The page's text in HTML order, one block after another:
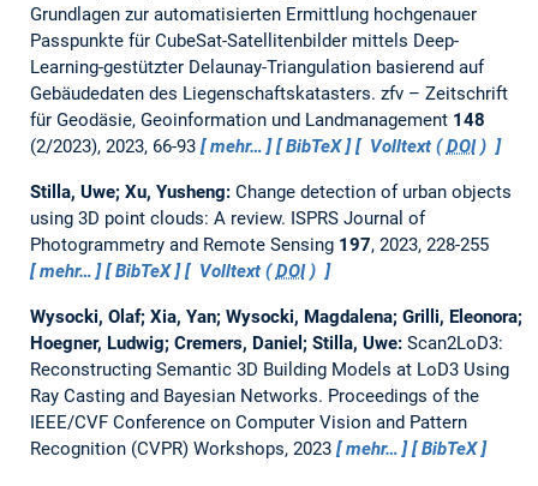
Grundlagen zur automatisierten Ermittlung hoch­genauer
Passpunkte für CubeSat-Satellitenbilder mittels Deep-
Learning-gestützter Delaunay-Triangulation basierend auf
Gebäudedaten des Liegenschaftskatasters. zfv – Zeitschrift
für Geodäsie, Geoinformation und Landmanagement 148
(2/2023), 2023, 66-93
mehr… BibTeX Volltext (DOI)
Stilla, Uwe; Xu, Yusheng: Change detection of urban objects
using 3D point clouds: A review. ISPRS Journal of
Photogrammetry and Remote Sensing 197, 2023, 228-255
mehr…
BibTeX Volltext (DOI)
Wysocki, Olaf; Xia, Yan; Wysocki, Magdalena; Grilli, Eleonora;
Hoegner, Ludwig; Cremers, Daniel; Stilla, Uwe: Scan2LoD3:
Reconstructing Semantic 3D Building Models at LoD3 Using
Ray Casting and Bayesian Networks. Proceedings of the
IEEE/CVF Conference on Computer Vision and Pattern
Recognition (CVPR) Workshops, 2023
mehr… BibTeX